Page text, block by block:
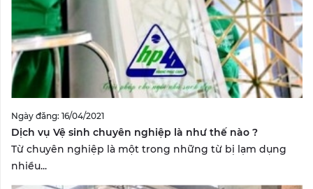
Ngày đăng: 16/04/2021
Dịch vụ Vệ sinh chuyên nghiệp là như thế nào ?
Từ chuyên nghiệp là một trong những từ bị lạm dụng
nhiều...